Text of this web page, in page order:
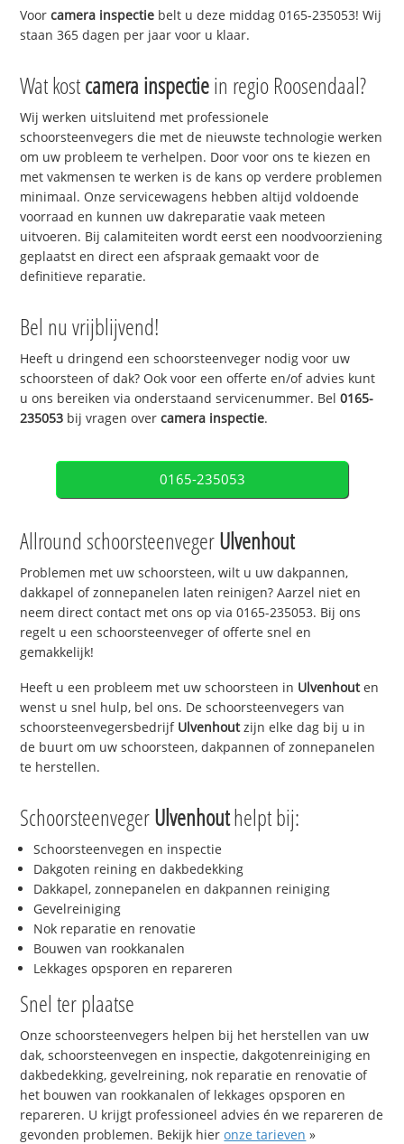
Voorcamera inspectie belt u deze middag 0165-235053! Wij
staan 365 dagen per jaar voor u klaar.
Wat kostcamera inspectiein regio Roosendaal?
Wij werken uitsluitend met professionele
schoorsteenvegers die met de nieuwste technologie werken
om uw probleem te verhelpen. Door voor ons te kiezen en
met vakmensen te werken is de kans op verdere problemen
minimaal. Onze servicewagens hebben altijd voldoende
voorraad en kunnen uw dakreparatie vaak meteen
uitvoeren. Bij calamiteiten wordt eerst een noodvoorziening
geplaatst en direct een afspraak gemaakt voor de
definitieve reparatie.
Bel nu vrijblijvend!
Heeft u dringend een schoorsteenveger nodig voor uw
schoorsteen of dak? Ook voor een offerte en/of advies kunt
u ons bereiken via onderstaand servicenummer. Bel0165-
235053 bij vragen overcamera inspectie.
0165-235053
Allround schoorsteenvegerUlvenhout
Problemen met uw schoorsteen, wilt u uw dakpannen,
dakkapel of zonnepanelen laten reinigen? Aarzel niet en
neem direct contact met ons op via 0165-235053. Bij ons
regelt u een schoorsteenveger of offerte snel en
gemakkelijk!
Heeft u een probleem met uw schoorsteen in Ulvenhouten
wenst u snel hulp, bel ons. De schoorsteenvegers van
schoorsteenvegersbedrijf Ulvenhoutzijn elke dag bij u in
de buurt om uw schoorsteen, dakpannen of zonnepanelen
te herstellen.
SchoorsteenvegerUlvenhouthelpt bij:
Schoorsteenvegen en inspectie
Dakgoten reining en dakbedekking
Dakkapel, zonnepanelen en dakpannen reiniging
Gevelreiniging
Nok reparatie en renovatie
Bouwen van rookkanalen
Lekkages opsporen en repareren
Snel ter plaatse
Onze schoorsteenvegers helpen bij het herstellen van uw
dak, schoorsteenvegen en inspectie, dakgotenreiniging en
dakbedekking, gevelreining, nok reparatie en renovatie of
het bouwen van rookkanalen of lekkages opsporen en
repareren. U krijgt professioneel advies én we repareren de
gevonden problemen. Bekijk hieronze tarieven »